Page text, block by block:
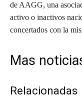
de AAGG, una
activo o inactivos
concertados con la
Mas
Relacionadas